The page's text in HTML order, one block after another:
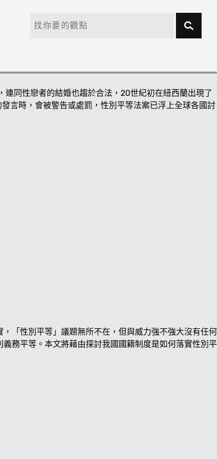
同性戀者的結婚也趨於合法，20世紀初在紐西蘭出現了
言時，會被警告或處罰，性別平等法案已浮上全球各國討
「性別平等」議題無所不在，但與威力強不強大沒有任何
務平等。本文將藉由探討我國國籍制度是如何落實性別平